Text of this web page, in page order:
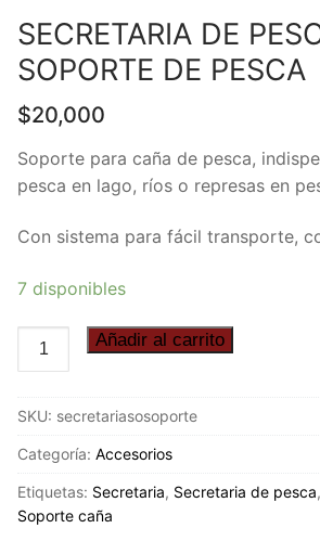
SECRETARIA DE
SOPORTE DE PESCA
$20,000
Soporte para caña de pesca,
pesca en lago, ríos o represas en
Con sistema para fácil transporte,
7 disponibles
SECRETARIA
DE
O
SOPORTE
PESCA
cantidad
Añadir al carrito
SKU: secretariasosoporte
Categoría: Accesorios
Etiquetas: Secretaria, Secretaria de pesca,
Soporte caña